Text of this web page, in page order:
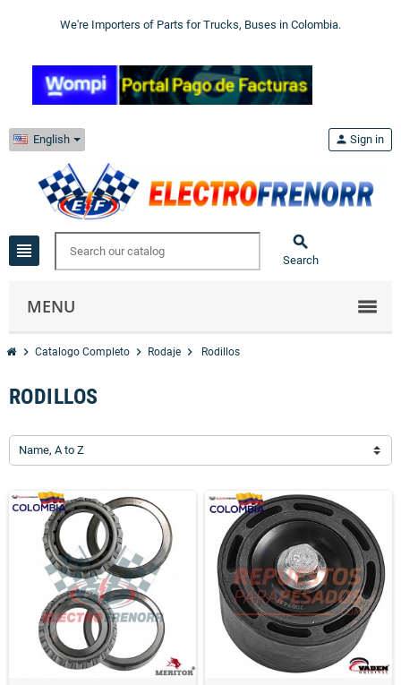
We're Importers of Parts for Trucks, Buses in Colombia.
English
view_headline 
Search
person Sign in
MENU
chevron_right Catalogo Completo chevron_right Rodaje chevron_right Rodillos
RODILLOS
Name, A to Z